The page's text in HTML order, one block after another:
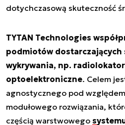
dotychczasową skuteczność
TYTAN Technologies
podmiotów dostarczających
wykrywania, np.
optoelektroniczne. Celem
agnostycznego pod
modułowego rozwiązania,
częścią warstwowego